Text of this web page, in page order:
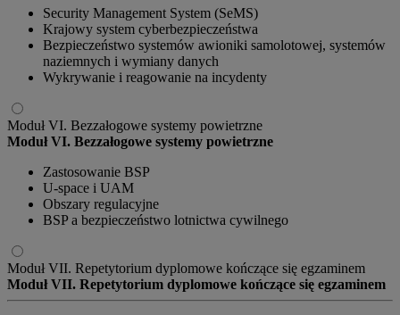
Security Management System (SeMS)
Krajowy system cyberbezpieczeństwa
Bezpieczeństwo systemów awioniki samolotowej, systemów
naziemnych i wymiany danych
Wykrywanie i reagowanie na incydenty
Moduł VI. Bezzałogowe systemy powietrzne
Moduł VI. Bezzałogowe systemy powietrzne
Zastosowanie BSP
U-space i UAM
Obszary regulacyjne
BSP a bezpieczeństwo lotnictwa cywilnego
Moduł VII. Repetytorium dyplomowe kończące się egzaminem
Moduł VII. Repetytorium dyplomowe kończące się egzaminem